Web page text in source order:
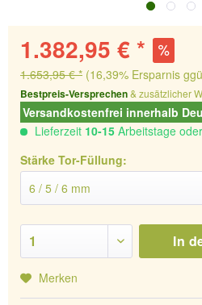
1.382,95 € *
1.653,95 € * (16,39% Ersparnis
Bestpreis-Versprechen& zusätzlicher
Versandkostenfrei innerhalb
Lieferzeit 10-15 Arbeitstage
Stärke Tor-Füllung:
In
Merken